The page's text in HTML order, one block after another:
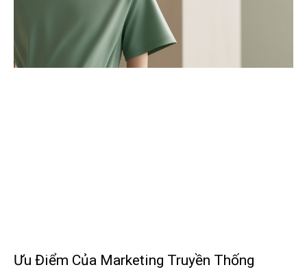
Ưu Điểm Của Marketing Truyền Thống